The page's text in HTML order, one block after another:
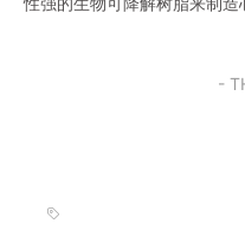
-